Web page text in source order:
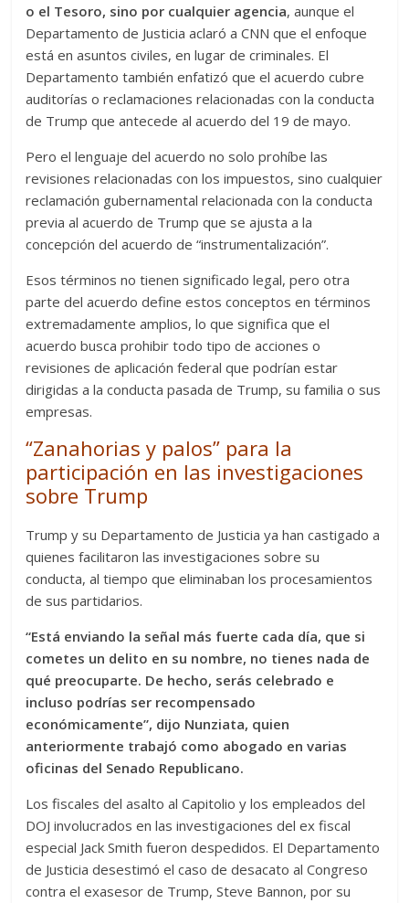
o el Tesoro, sino por cualquier agencia, aunque el
Departamento de Justicia aclaró a CNN que el enfoque
está en asuntos civiles, en lugar de criminales. El
Departamento también enfatizó que el acuerdo cubre
auditorías o reclamaciones relacionadas con la conducta
de Trump que antecede al acuerdo del 19 de mayo.
Pero el lenguaje del acuerdo no solo prohíbe las
revisiones relacionadas con los impuestos, sino cualquier
reclamación gubernamental relacionada con la conducta
previa al acuerdo de Trump que se ajusta a la
concepción del acuerdo de “instrumentalización”.
Esos términos no tienen significado legal, pero otra
parte del acuerdo define estos conceptos en términos
extremadamente amplios, lo que significa que el
acuerdo busca prohibir todo tipo de acciones o
revisiones de aplicación federal que podrían estar
dirigidas a la conducta pasada de Trump, su familia o sus
empresas.
“Zanahorias y palos” para la
participación en las investigaciones
sobre Trump
Trump y su Departamento de Justicia ya han castigado a
quienes facilitaron las investigaciones sobre su
conducta, al tiempo que eliminaban los procesamientos
de sus partidarios.
“Está enviando la señal más fuerte cada día, que si
cometes un delito en su nombre, no tienes nada de
qué preocuparte. De hecho, serás celebrado e
incluso podrías ser recompensado
económicamente”, dijo Nunziata, quien
anteriormente trabajó como abogado en varias
oficinas del Senado Republicano.
Los fiscales del asalto al Capitolio y los empleados del
DOJ involucrados en las investigaciones del ex fiscal
especial Jack Smith fueron despedidos. El Departamento
de Justicia desestimó el caso de desacato al Congreso
contra el exasesor de Trump, Steve Bannon, por su